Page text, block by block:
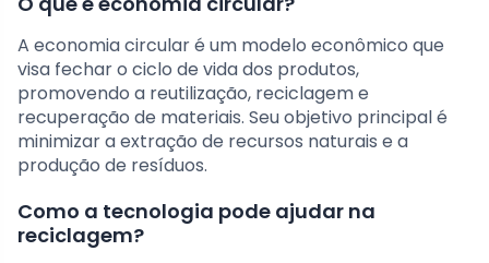
A economia circular é um modelo econômico que
visa fechar o ciclo de vida dos produtos,
promovendo a reutilização, reciclagem e
recuperação de materiais. Seu objetivo principal é
minimizar a extração de recursos naturais e a
produção de resíduos.
Como a tecnologia pode ajudar na
reciclagem?